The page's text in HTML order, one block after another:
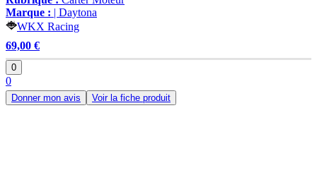
Marque : | Daytona
WKX Racing
69,00 €
0
0
Donner mon avis Voir la fiche produit